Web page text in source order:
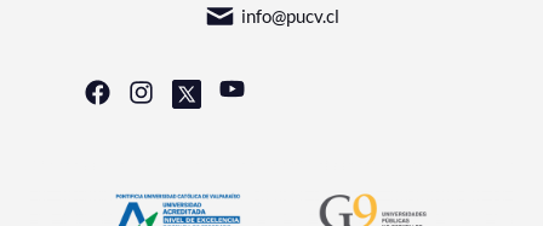
info@pucv.cl